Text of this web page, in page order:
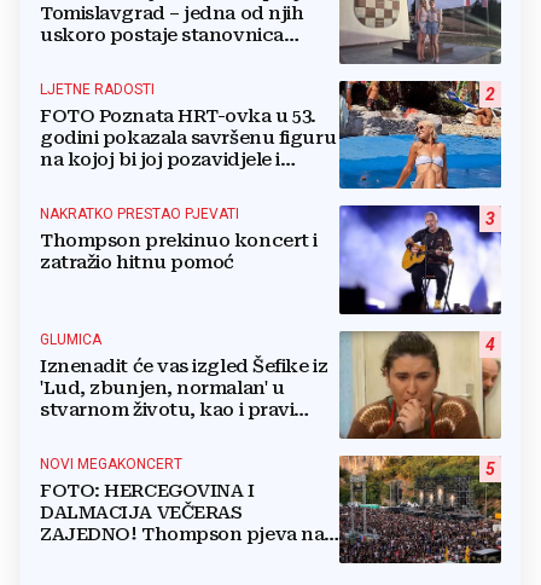
Tomislavgrad – jedna od njih
uskoro postaje stanovnica
2
LJETNE RADOSTI
FOTO Poznata HRT-ovka u 53.
godini pokazala savršenu figuru
na kojoj bi joj pozavidjele i
3
NAKRATKO PRESTAO PJEVATI
Thompson prekinuo koncert i
zatražio hitnu pomoć
4
GLUMICA
Iznenadit će vas izgled Šefike iz
'Lud, zbunjen, normalan' u
stvarnom životu, kao i pravi
5
NOVI MEGAKONCERT
FOTO: HERCEGOVINA I
DALMACIJA VEČERAS
ZAJEDNO! Thompson pjeva na